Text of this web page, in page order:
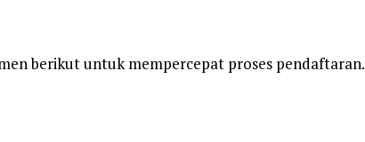
berikut untuk mempercepat proses pendaftaran.